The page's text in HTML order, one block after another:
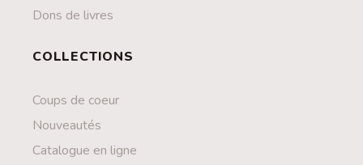
Dons de livres
COLLECTIONS
Coups de coeur
Nouveautés
Catalogue en ligne